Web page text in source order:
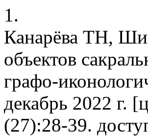
1.
Канарёва ТН,
объектов
графо-
декабрь 2022 г.
(27):28-39.